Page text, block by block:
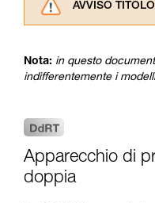
AVVISO TITOLO
consultarlo.
informazioni
capacità di
sicurezza,
Nota: in questo
indifferentemente i
Apparecchio di
doppia